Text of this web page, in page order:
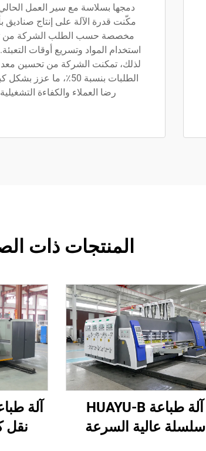
دمجها بسلاسة مع سير العمل
مكّنت قدرة الآلة على إنتاج صناديق
مخصصة حسب الطلب الشركة من
استخدام المواد وتسريع أوقات
لذلك، تمكنت الشركة من تحسين
الطلبات بنسبة 50٪، ما عزز
رضا العملاء والكفاءة
المنتجات ذات
آلة طباعة HUAYU-B
سلسلة عالية السرعة
نقل